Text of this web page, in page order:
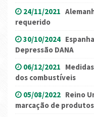
24/11/2021
requerido
30/10/2024
Depressão DANA
06/12/2021
dos combustíveis
05/08/2022 Reino
marcação de produtos